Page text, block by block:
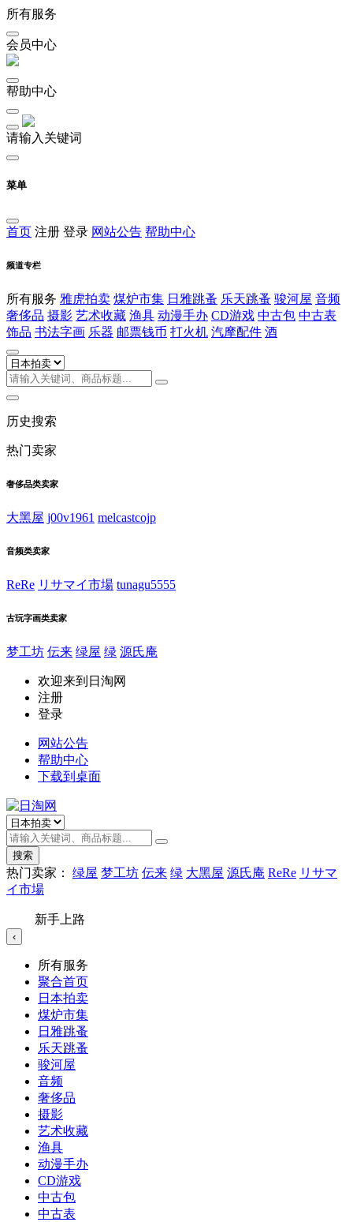
所有服务
会员中心
帮助中心
请输入关键词
菜单
首页 注册 登录 网站公告 帮助中心
频道专栏
所有服务 雅虎拍卖 煤炉市集 日雅跳蚤 乐天跳蚤 骏河屋 音频
奢侈品 摄影 艺术收藏 渔具 动漫手办 CD游戏 中古包 中古表
饰品 书法字画 乐器 邮票钱币 打火机 汽摩配件 酒
历史搜索
热门卖家
奢侈品类卖家
大黑屋 j00v1961 melcastcojp
音频类卖家
ReRe リサマイ市場 tunagu5555
古玩字画类卖家
梦工坊 伝来 绿屋 绿 源氏庵
欢迎来到日淘网
注册
登录
网站公告
帮助中心
下载到桌面
搜索
热门卖家： 绿屋 梦工坊 伝来 绿 大黑屋 源氏庵 ReRe リサマ
イ市場
新手上路
‹
所有服务
聚合首页
日本拍卖
煤炉市集
日雅跳蚤
乐天跳蚤
骏河屋
音频
奢侈品
摄影
艺术收藏
渔具
动漫手办
CD游戏
中古包
中古表